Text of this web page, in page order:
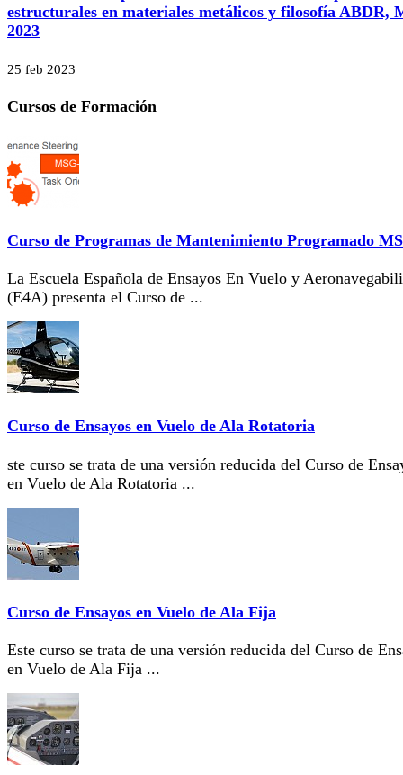
estructurales en materiales metálicos y filosofía ABDR,
2023
25 feb 2023
Cursos de Formación
Curso de Programas de Mantenimiento Programado
La Escuela Española de Ensayos En Vuelo y
(E4A) presenta el Curso de ...
Curso de Ensayos en Vuelo de Ala Rotatoria
ste curso se trata de una versión reducida del Curso de
en Vuelo de Ala Rotatoria ...
Curso de Ensayos en Vuelo de Ala Fija
Este curso se trata de una versión reducida del Curso de
en Vuelo de Ala Fija ...